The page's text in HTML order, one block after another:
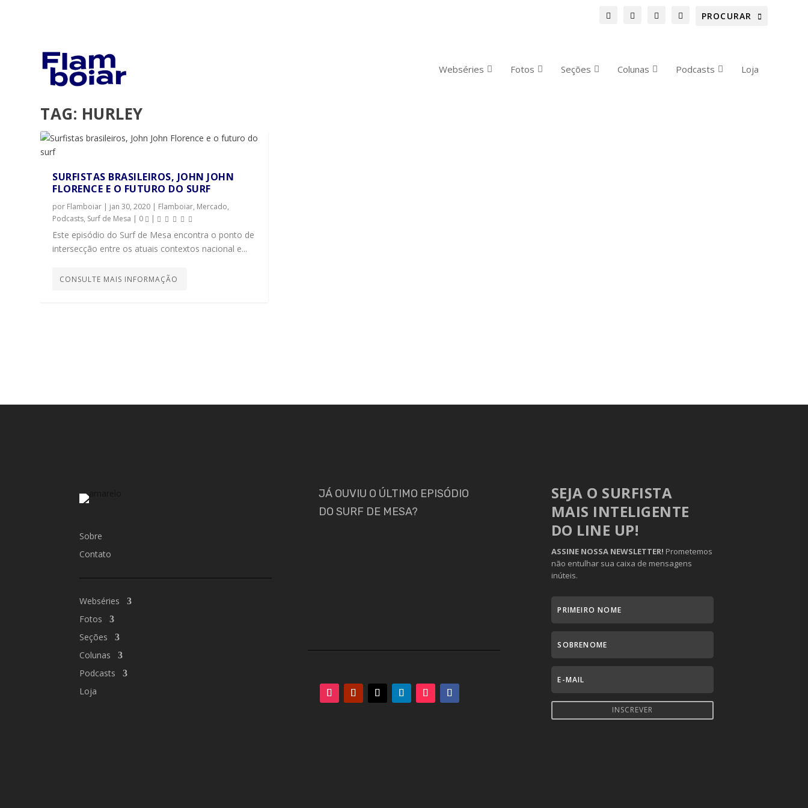
Webséries Fotos Seções Colunas Podcasts Loja
TAG: HURLEY
SURFISTAS BRASILEIROS, JOHN JOHN
FLORENCE E O FUTURO DO SURF
por Flamboiar | jan 30, 2020 | Flamboiar, Mercado,
Podcasts, Surf de Mesa | 0 |
Este episódio do Surf de Mesa encontra o ponto de
intersecção entre os atuais contextos nacional e...
CONSULTE MAIS INFORMAÇÃO
Sobre
Contato
Webséries
Fotos
Seções
Colunas
Podcasts
Loja
JÁ OUVIU O ÚLTIMO EPISÓDIO
DO SURF DE MESA?
SEJA O SURFISTA
MAIS INTELIGENTE
DO LINE UP!
ASSINE NOSSA NEWSLETTER! Prometemos
não entulhar sua caixa de mensagens
inúteis.
INSCREVER